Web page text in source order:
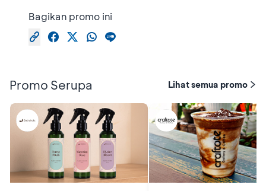
Bagikan promo ini
Promo Serupa Lihat semua promo